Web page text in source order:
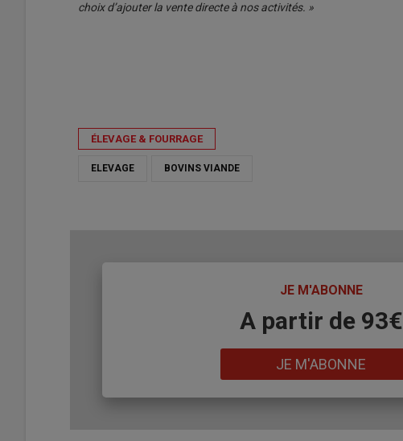
choix d’ajouter la vente directe à nos activités. »
ÉLEVAGE & FOURRAGE
ELEVAGE BOVINS VIANDE
JE M'ABONNE
A partir de 93€
JE M'ABONNE